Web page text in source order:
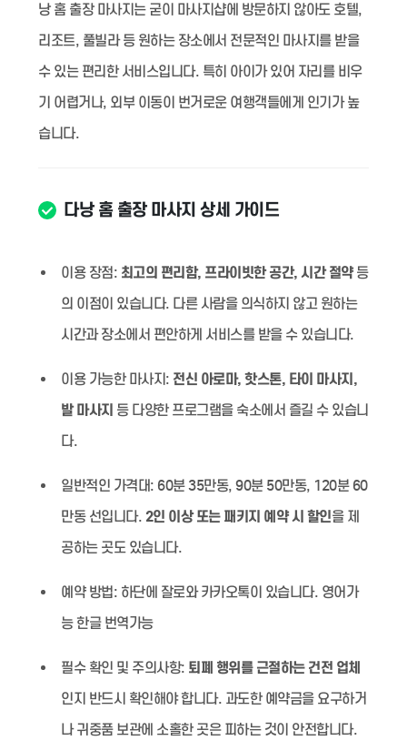
낭 홈 출장 마사지는 굳이 마사지샵에 방문하지 않아도 호텔,
리조트, 풀빌라 등 원하는 장소에서 전문적인 마사지를 받을
수 있는 편리한 서비스입니다. 특히 아이가 있어 자리를 비우
기 어렵거나, 외부 이동이 번거로운 여행객들에게 인기가 높
습니다.
다낭 홈 출장 마사지 상세 가이드
이용 장점: 최고의 편리함, 프라이빗한 공간, 시간 절약등
의 이점이 있습니다. 다른 사람을 의식하지 않고 원하는
시간과 장소에서 편안하게 서비스를 받을 수 있습니다.
이용 가능한 마사지: 전신 아로마, 핫스톤, 타이 마사지,
발 마사지 등 다양한 프로그램을 숙소에서 즐길 수 있습니
다.
일반적인 가격대: 60분 35만동, 90분 50만동, 120분 60
만동 선입니다. 2인 이상 또는 패키지 예약 시 할인을 제
공하는 곳도 있습니다.
예약 방법: 하단에 잘로와 카카오톡이 있습니다. 영어가
능 한글 번역가능
필수 확인 및 주의사항: 퇴폐 행위를 근절하는 건전 업체
인지 반드시 확인해야 합니다. 과도한 예약금을 요구하거
나 귀중품 보관에 소홀한 곳은 피하는 것이 안전합니다.